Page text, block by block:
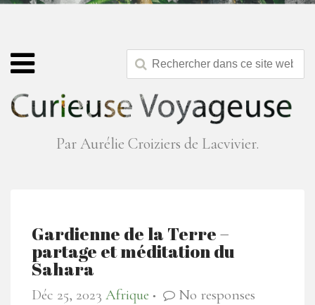
Par Aurélie Croiziers de Lacvivier.
Gardienne de la Terre –
partage et méditation du
Sahara
Déc 25, 2023 Afrique ● No responses